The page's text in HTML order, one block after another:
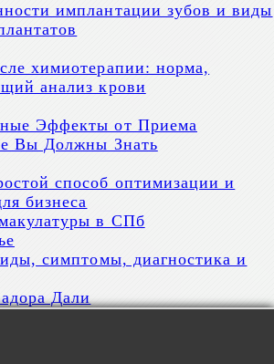
имплантации зубов и виды
химиотерапии: норма,
анализ крови
Эффекты от Приема
Вы Должны Знать
способ оптимизации и
бизнеса
в СПб
симптомы, диагностика и
Дали